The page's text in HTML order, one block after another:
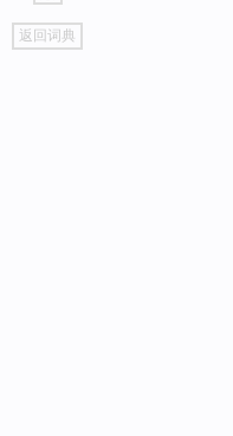
go
top
返回词典